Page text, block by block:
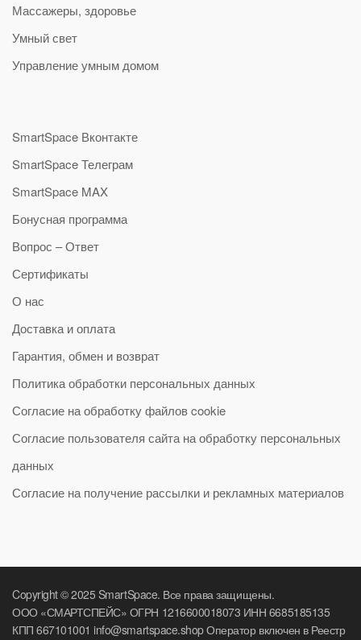
Массажеры, здоровье
Умный свет
Управление умным домом
SmartSpace Вконтакте
SmartSpace Телеграм
SmartSpace MAX
Бонусная программа
Вопрос – Ответ
Сертификаты
О нас
Доставка и оплата
Гарантия, обмен и возврат
Политика обработки персональных данных
Согласие на обработку файлов cookie
Согласие пользователя сайта на обработку персональных
данных
Согласие на получение рассылки и рекламных материалов
Copyright © 2025 SmartSpace. Все права защищены.
ООО «СМАРТСПЕЙС» ОГРН 1216600018073 ИНН 6685185135
КПП 667101001 info@smartspace.shop Оператор включен в Реестр